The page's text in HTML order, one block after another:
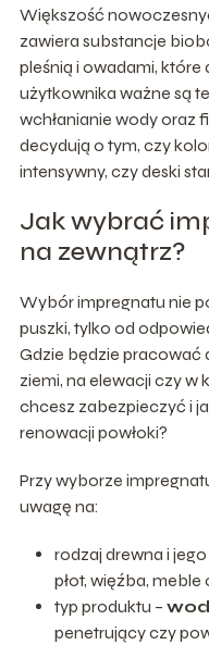
Większość
zawiera substancje
pleśnią i owadami, które
użytkownika ważne są
wchłanianie wody oraz
decydują o tym, czy
intensywny, czy deski
Jak wybrać
na zewnątrz?
Wybór impregnatu nie
puszki, tylko od
Gdzie będzie pracować
ziemi, na elewacji czy w
chcesz zabezpieczyć i
renowacji powłoki?
Przy wyborze
uwagę na:
rodzaj drewna i
płot, więźba,
typ produktu –
penetrujący czy